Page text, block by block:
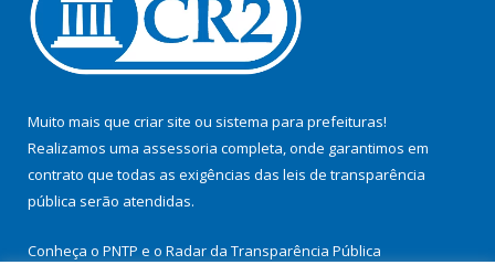
Muito mais que criar site ou sistema para prefeituras!
Realizamos uma assessoria completa, onde garantimos em
contrato que todas as exigências das leis de transparência
pública serão atendidas.
Conheça o PNTP e o Radar da Transparência Pública